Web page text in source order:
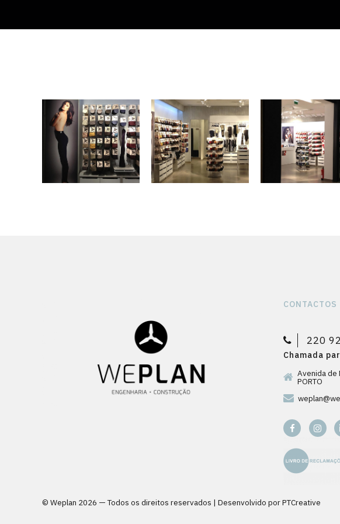
CONTACTOS
220
Chamada
Avenida de
PORTO
© Weplan 2026 — Todos os direitos reservados | Desenvolvido porPTCreative